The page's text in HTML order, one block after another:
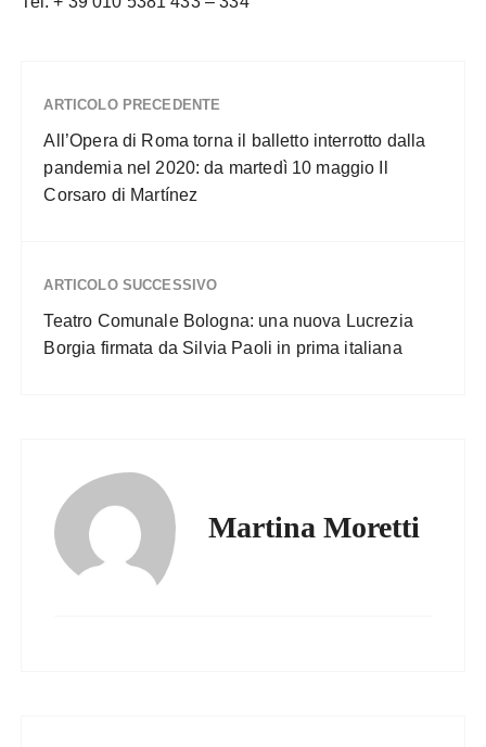
ARTICOLO PRECEDENTE
All’Opera di Roma torna il balletto interrotto dalla
pandemia nel 2020: da martedì 10 maggio Il
Corsaro di Martínez
ARTICOLO SUCCESSIVO
Teatro Comunale Bologna: una nuova Lucrezia
Borgia firmata da Silvia Paoli in prima italiana
Martina Moretti